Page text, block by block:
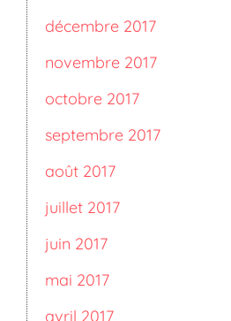
décembre 2017
novembre 2017
octobre 2017
septembre 2017
août 2017
juillet 2017
juin 2017
mai 2017
avril 2017